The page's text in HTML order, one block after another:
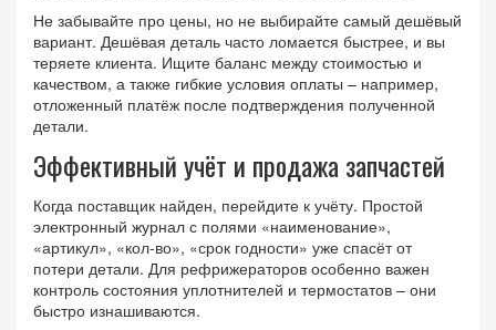
Не забывайте про цены, но не выбирайте самый дешёвый
вариант. Дешёвая деталь часто ломается быстрее, и вы
теряете клиента. Ищите баланс между стоимостью и
качеством, а также гибкие условия оплаты – например,
отложенный платёж после подтверждения полученной
детали.
Эффективный учёт и продажа запчастей
Когда поставщик найден, перейдите к учёту. Простой
электронный журнал с полями «наименование»,
«артикул», «кол-во», «срок годности» уже спасёт от
потери детали. Для рефрижераторов особенно важен
контроль состояния уплотнителей и термостатов – они
быстро изнашиваются.